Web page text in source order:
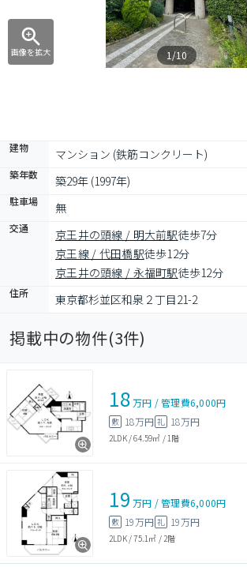
画像を拡大 1/10
建物 マンション (鉄筋コンクリート)
築年数 築29年 (1997年)
駐車場 無
交通 京王井の頭線 / 明大前駅徒歩7分
京王線 / 代田橋駅徒歩12分
京王井の頭線 / 永福町駅徒歩12分
住所 東京都杉並区和泉２丁目21-2
掲載中の物件(3件)
18万円 /管理費6,000円
敷 18万円 礼 18万円
2LDK/64.59㎡ / 1階
19 万円 /管理費6,000円
敷 19万円 礼 19万円
2LDK/75.1㎡ / 2階